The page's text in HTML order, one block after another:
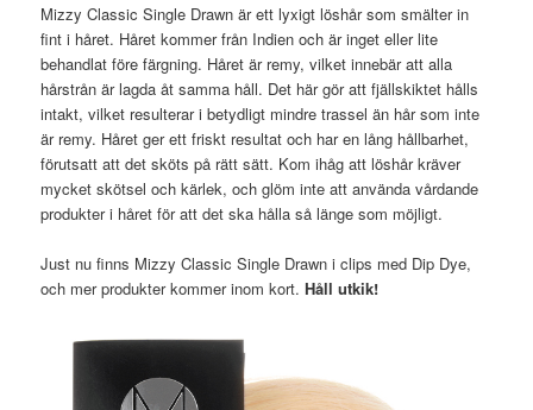
Mizzy Classic Single Drawn är ett lyxigt löshår som smälter in
fint i håret. Håret kommer från Indien och är inget eller lite
behandlat före färgning. Håret är remy, vilket innebär att alla
hårstrån är lagda åt samma håll. Det här gör att fjällskiktet hålls
intakt, vilket resulterar i betydligt mindre trassel än hår som inte
är remy. Håret ger ett friskt resultat och har en lång hållbarhet,
förutsatt att det sköts på rätt sätt. Kom ihåg att löshår kräver
mycket skötsel och kärlek, och glöm inte att använda vårdande
produkter i håret för att det ska hålla så länge som möjligt.
Just nu finns Mizzy Classic Single Drawn i clips med Dip Dye,
och mer produkter kommer inom kort.Håll utkik!